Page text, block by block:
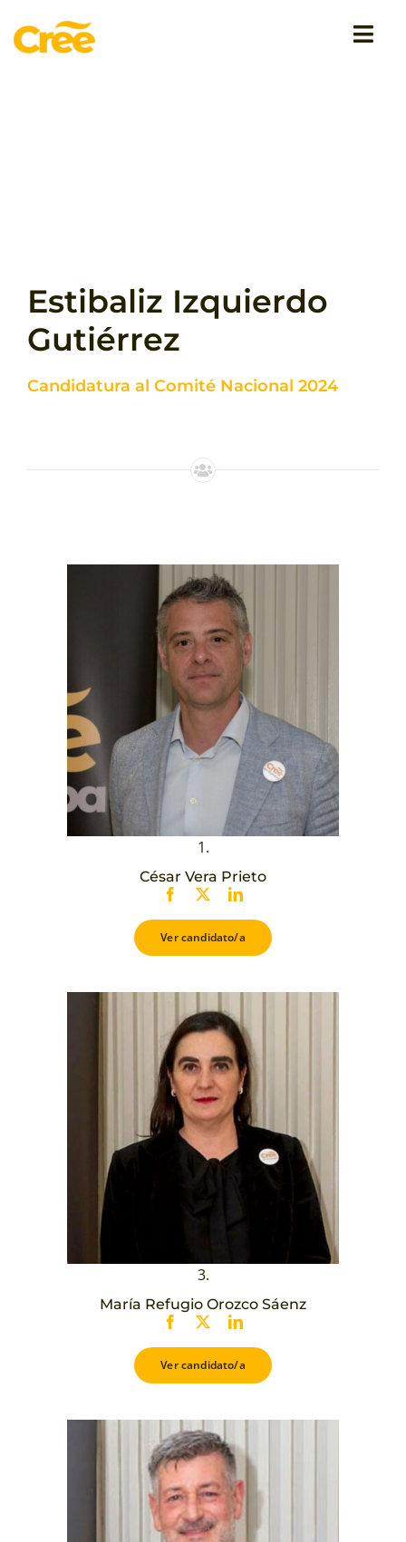
contenido
Estibaliz Izquierdo
Gutiérrez
Candidatura al Comité Nacional 2024
1.
César Vera Prieto
Ver candidato/a
3.
María Refugio Orozco Sáenz
Ver candidato/a